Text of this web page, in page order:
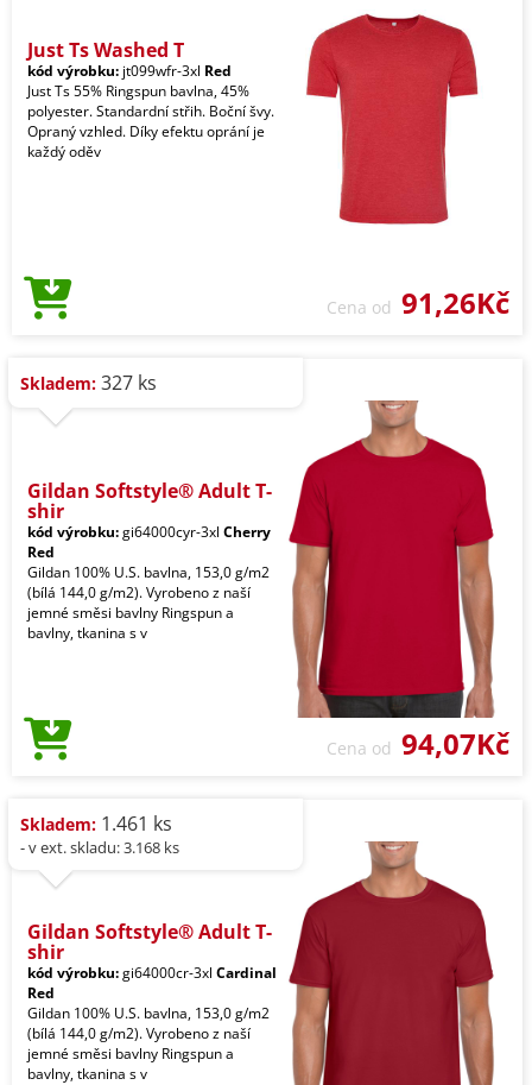
Just Ts Washed T
kód výrobku: jt099wfr-3xl Red
Just Ts 55% Ringspun bavlna, 45%
polyester. Standardní střih. Boční švy.
Opraný vzhled. Díky efektu oprání je
každý oděv
Cena od 91,26Kč
Skladem: 327 ks
Gildan Softstyle® Adult T-
shir
kód výrobku:gi64000cyr-3xl Cherry
Red
Gildan 100% U.S. bavlna, 153,0 g/m2
(bílá 144,0 g/m2). Vyrobeno z naší
jemné směsi bavlny Ringspun a
bavlny, tkanina s v
Cena od 94,07Kč
Skladem: 1.461 ks
- v ext. skladu: 3.168 ks
Gildan Softstyle® Adult T-
shir
kód výrobku:gi64000cr-3xl Cardinal
Red
Gildan 100% U.S. bavlna, 153,0 g/m2
(bílá 144,0 g/m2). Vyrobeno z naší
jemné směsi bavlny Ringspun a
bavlny, tkanina s v